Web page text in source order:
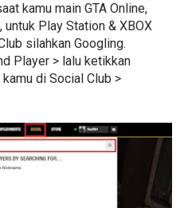
kamu main GTA Online,
Play Station & XBOX
silahkan Googling.
Player > lalu ketikkan
di Social Club >